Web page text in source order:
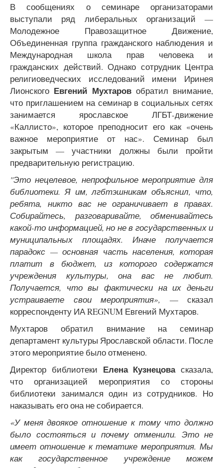
В сообщениях о семинаре организаторами
выступали ряд либеральных организаций —
Молодежное Правозащитное Движение,
Объединенная группа гражданского наблюдения и
Международная школа прав человека и
гражданских действий. Однако сотрудник Центра
религиоведческих исследований имени Иринея
Лионского Евгений Мухтаровобратил внимание,
что приглашением на семинар в социальных сетях
занимается ярославское ЛГБТ-движение
«Каллисто», которое преподносит его как «очень
важное мероприятие от нас». Семинар был
закрытым — участники должны были пройти
предварительную регистрацию.
"Это нецелевое, непрофильное мероприятие для
библиотеки. Я им, лгбтэшникам объяснил, что,
ребята, никто вас не ограничивает в правах.
Собирайтесь, разговаривайте, обменивайтесь
какой-то информацией, но не в государственных и
муниципальных площадях. Иначе получается
парадокс — основная часть населения, которая
платит в бюджет, из которого содержатся
учреждения культуры, она вас не любит.
Получается, что вы фактически на их деньги
устраиваете свои мероприятия», — сказал
корреспонденту ИА REGNUM Евгений Мухтаров.
Мухтаров обратил внимание на семинар
департамент культуры Ярославской области. После
этого мероприятие было отменено.
Директор библиотеки Елена Кузнецовасказала,
что организацией мероприятия со стороны
библиотеки занимался один из сотрудников. Но
наказывать его она не собирается.
«У меня двоякое отношение к тому что должно
было состояться и почему отменили. Это не
имеет отношение к тематике мероприятия. Мы
как государственное учреждение можем